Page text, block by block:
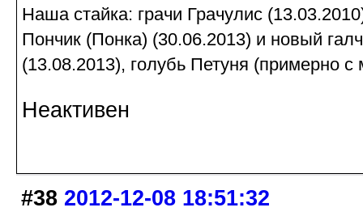
Наша стайка: грачи Грачулис
Пончик (Понка) (30.06.2013) и новый
(13.08.2013), голубь Петуня (примерно
Неактивен
#38 2012-12-08 18:51:32